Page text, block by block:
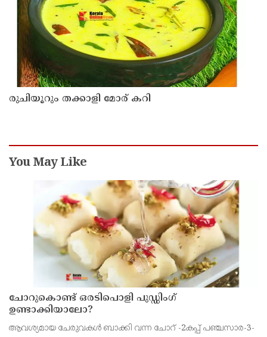
രുചിയൂറും തക്കാളി മോര് കറി
You May Like
ചോറുകൊണ്ട് ഒരടിപൊളി പുഡ്ഡിംഗ്
ഉണ്ടാക്കിയാലോ?
ആവശ്യമായ ചേരുവകള്‍ ബാക്കി വന്ന ചോറ് -2കപ്പ് പഞ്ചസാര-3-